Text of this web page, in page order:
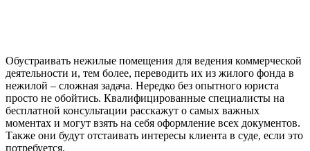
Обустраивать нежилые помещения для ведения коммерческой
деятельности и, тем более, переводить их из жилого фонда в
нежилой – сложная задача. Нередко без опытного юриста
просто не обойтись. Квалифицированные специалисты на
бесплатной консультации расскажут о самых важных
моментах и могут взять на себя оформление всех документов.
Также они будут отстаивать интересы клиента в суде, если это
потребуется.